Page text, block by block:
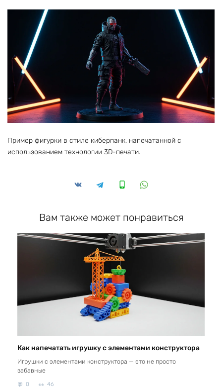
Пример фигурки в стиле киберпанк, напечатанной с
использованием технологии 3D-печати.
Вам также может понравиться
Как напечатать игрушку с элементами конструктора
Игрушки с элементами конструктора — это не просто
забавные
0 46